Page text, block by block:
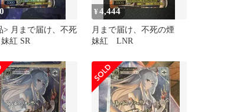
> 月まで届け、不死
紅 SR
¥4,444
月まで届け、不死の煙
妹紅 LNR